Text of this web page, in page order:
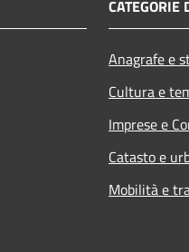
CATEGORIE
Anagrafe e
Cultura e
Imprese e
Catasto e
Mobilità e